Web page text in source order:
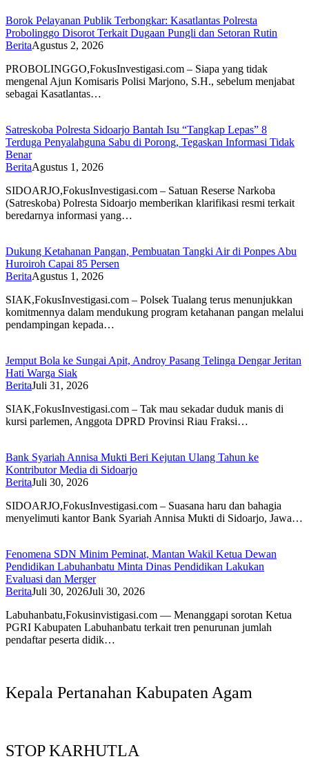
Borok Pelayanan Publik Terbongkar: Kasatlantas Polresta
Probolinggo Disorot Terkait Dugaan Pungli dan Setoran Rutin
BeritaAgustus 2, 2026
PROBOLINGGO,FokusInvestigasi.com – Siapa yang tidak
mengenal Ajun Komisaris Polisi Marjono, S.H., sebelum menjabat
sebagai Kasatlantas…
Satreskoba Polresta Sidoarjo Bantah Isu “Tangkap Lepas” 8
Terduga Penyalahguna Sabu di Porong, Tegaskan Informasi Tidak
Benar
BeritaAgustus 1, 2026
SIDOARJO,FokusInvestigasi.com – Satuan Reserse Narkoba
(Satreskoba) Polresta Sidoarjo memberikan klarifikasi resmi terkait
beredarnya informasi yang…
Dukung Ketahanan Pangan, Pembuatan Tangki Air di Ponpes Abu
Huroiroh Capai 85 Persen
BeritaAgustus 1, 2026
SIAK,FokusInvestigasi.com – Polsek Tualang terus menunjukkan
komitmennya dalam mendukung program ketahanan pangan melalui
pendampingan kepada…
Jemput Bola ke Sungai Apit, Androy Pasang Telinga Dengar Jeritan
Hati Warga Siak
BeritaJuli 31, 2026
SIAK,FokusInvestigasi.com – Tak mau sekadar duduk manis di
kursi parlemen, Anggota DPRD Provinsi Riau Fraksi…
Bank Syariah Annisa Mukti Beri Kejutan Ulang Tahun ke
Kontributor Media di Sidoarjo
BeritaJuli 30, 2026
SIDOARJO,FokusInvestigasi.com – Suasana haru dan bahagia
menyelimuti kantor Bank Syariah Annisa Mukti di Sidoarjo, Jawa…
Fenomena SDN Minim Peminat, Mantan Wakil Ketua Dewan
Pendidikan Labuhanbatu Minta Dinas Pendidikan Lakukan
Evaluasi dan Merger
BeritaJuli 30, 2026Juli 30, 2026
Labuhanbatu,Fokusinvistigasi.com — Menanggapi sorotan Ketua
PGRI Kabupaten Labuhanbatu terkait tren penurunan jumlah
pendaftar peserta didik…
Kepala Pertanahan Kabupaten Agam
STOP KARHUTLA